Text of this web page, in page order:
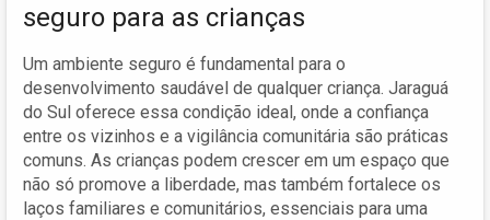
seguro para as crianças
Um ambiente seguro é fundamental para o
desenvolvimento saudável de qualquer criança. Jaraguá
do Sul oferece essa condição ideal, onde a confiança
entre os vizinhos e a vigilância comunitária são práticas
comuns. As crianças podem crescer em um espaço que
não só promove a liberdade, mas também fortalece os
laços familiares e comunitários, essenciais para uma